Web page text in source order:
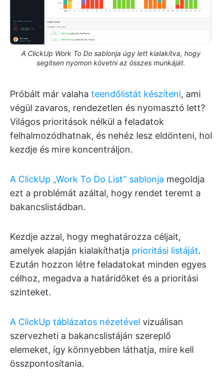
A ClickUp Work To Do sablonja úgy lett kialakítva, hogy
segítsen nyomon követni az összes munkáját.
Próbált már valaha teendőlistát készíteni, ami
végül zavaros, rendezetlen és nyomasztó lett?
Világos prioritások nélkül a feladatok
felhalmozódhatnak, és nehéz lesz eldönteni, hol
kezdje és mire koncentráljon.
A ClickUp „Work To Do List” sablonja megoldja
ezt a problémát azáltal, hogy rendet teremt a
bakancslistádban.
Kezdje azzal, hogy meghatározza céljait,
amelyek alapján kialakíthatja prioritási listáját.
Ezután hozzon létre feladatokat minden egyes
célhoz, megadva a határidőket és a prioritási
szinteket.
A ClickUp táblázatos nézetével vizuálisan
szervezheti a bakancslistáján szereplő
elemeket, így könnyebben láthatja, mire kell
összpontosítania.